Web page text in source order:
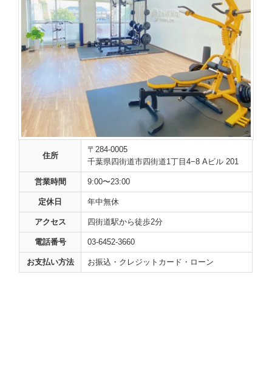
住所
〒284-0005
千葉県四街道市四街道1丁目4−8 Aビル 201
営業時間 9:00〜23:00
定休日 年中無休
アクセス 四街道駅から徒歩2分
電話番号 03-6452-3660
お支払い方法 お振込・クレジットカード・ローン